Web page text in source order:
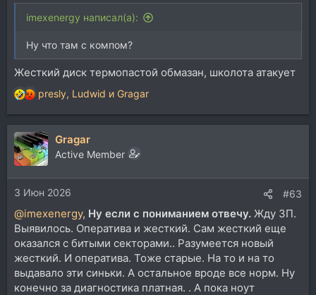
imexenergy написал(а):
Ну что там с компом?
Жесткий диск термопастой обмазан, школота атакует
Р
е
а
к
ц
и
и
:
presly, Ludwid и Gragar
Gragar
Active Member
3 Июн 2026 #63
@imexenergy, Ну если с пониманием отвечу. Жду ЗП.
Выявилось. Оператива и жесткий. Сам жесткий еще
оказался с битыми секторами.. Разумеется новый
жесткий. И оператива. Тоже старые. На то и на то
выдавало эти синьки. А остальное вроде все норм. Ну
конечно за диагностика платная. . А пока ноут